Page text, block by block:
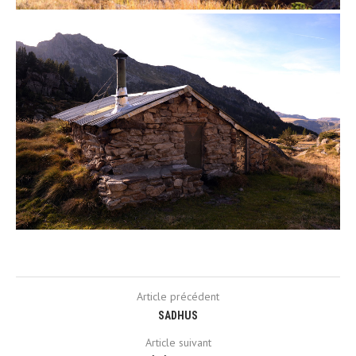
Article précédent
SADHUS
Article suivant